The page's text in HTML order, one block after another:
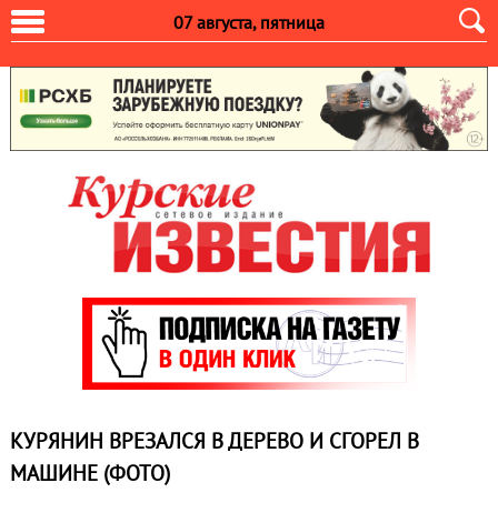
07 августа, пятница
КУРЯНИН ВРЕЗАЛСЯ В ДЕРЕВО И СГОРЕЛ В
МАШИНЕ (ФОТО)